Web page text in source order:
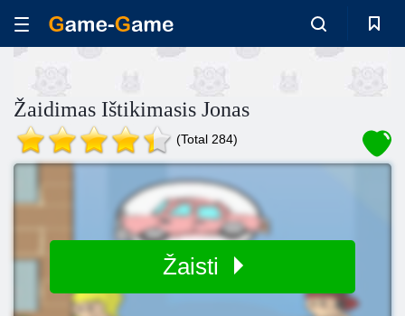
Žaidimas Ištikimasis Jonas
(Total 284)
Žaisti